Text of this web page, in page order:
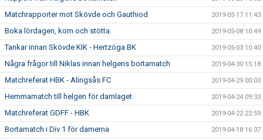
Matchrapporter mot Skövde och Gauthiod 2019-05-17 11:43
Boka lördagen, kom och stötta. 2019-05-08 10:49
Tankar innan Skövde KIK - Hertzöga BK 2019-05-03 10:40
Några frågor till Niklas innan helgens bortamatch 2019-04-30 15:18
Matchreferat HBK - Alingsås FC 2019-04-29 00:03
Hemmamatch till helgen för damlaget 2019-04-24 09:33
Matchreferat GDFF - HBK 2019-04-22 22:59
Bortamatch i Div 1 för damerna 2019-04-18 16:37